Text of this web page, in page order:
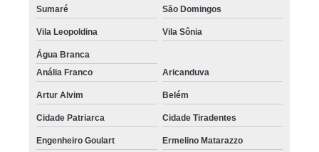
Sumaré São Domingos
Vila Leopoldina Vila Sônia
Água Branca
Anália Franco
Aricanduva
Artur Alvim Belém
Cidade Patriarca Cidade Tiradentes
Engenheiro Goulart Ermelino Matarazzo